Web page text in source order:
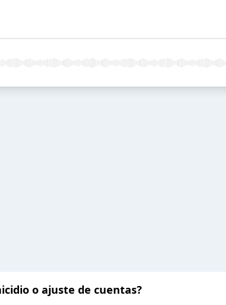
o ajuste de cuentas?